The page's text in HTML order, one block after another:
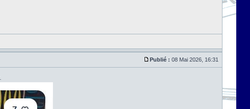
Publié : 08 Mai 2026, 16:31